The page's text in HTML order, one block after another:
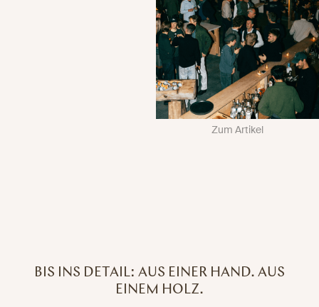
Zum Artikel
BIS INS DETAIL: AUS EINER HAND. AUS
EINEM HOLZ.